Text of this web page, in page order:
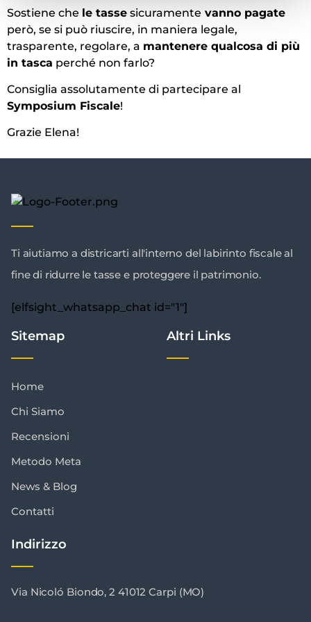
Sostiene che le tasse sicuramente vanno pagate
però, se si può riuscire, in maniera legale,
trasparente, regolare, a mantenere qualcosa di più
in tasca perché non farlo?
Consiglia assolutamente di partecipare al
Symposium Fiscale!
Grazie Elena!
Ti aiutiamo a districarti all'interno del labirinto fiscale al
fine di ridurre le tasse e proteggere il patrimonio.
[elfsight_whatsapp_chat id="1"]
Sitemap
Home
Chi Siamo
Recensioni
Metodo Meta
News & Blog
Contatti
Altri Links
Indirizzo
Via Nicoló Biondo, 2 41012 Carpi (MO)